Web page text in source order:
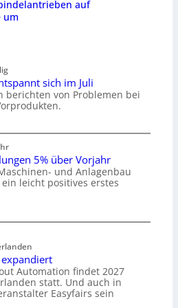
auf
um
sich im Juli
berichten von Problemen bei
5% über Vorjahr
und Anlagenbau
leicht positives erstes
Automation findet 2027
statt. Und auch in
Easyfairs sein